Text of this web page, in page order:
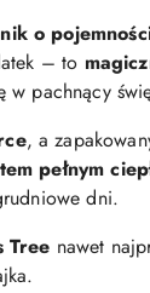
o
– to
w pachnący
, a
pełnym
dni.
Tree nawet